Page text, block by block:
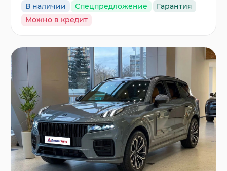
В наличии Спецпредложение
Гарантия
Можно в кредит